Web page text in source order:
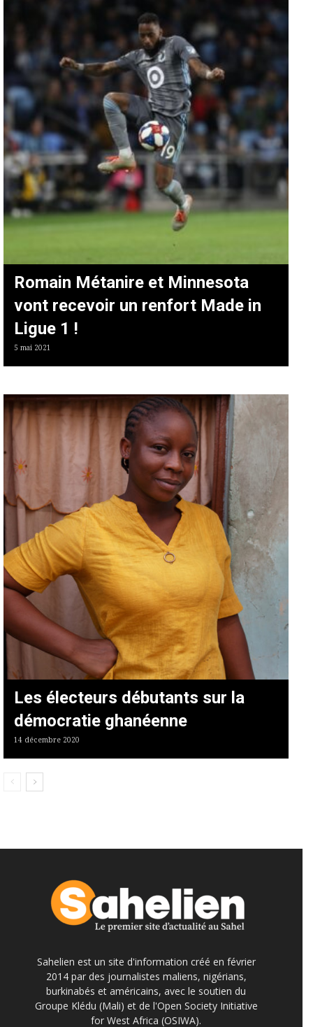
Romain Métanire et Minnesota
vont recevoir un renfort Made in
Ligue 1 !
5 mai 2021
Les électeurs débutants sur la
démocratie ghanéenne
14 décembre 2020
Sahelien est un site d'information créé en février
2014 par des journalistes maliens, nigérians,
burkinabés et américains, avec le soutien du
Groupe Klédu (Mali) et de l'Open Society Initiative
for West Africa (OSIWA).